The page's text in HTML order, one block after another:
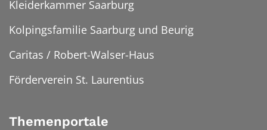
Kleiderkammer Saarburg
Kolpingsfamilie Saarburg und Beurig
Caritas / Robert-Walser-Haus
Förderverein St. Laurentius
Themenportale